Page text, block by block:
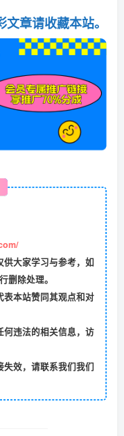
章请收藏本站。
大家学习与参考，如
删除处理。
本站赞同其观点和对
违法的相关信息，访
效，请联系我们我们